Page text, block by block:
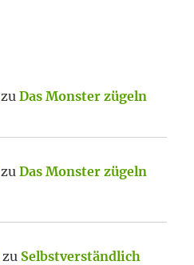
zuDas Monster zügeln
zuDas Monster zügeln
zu Selbstverständlich